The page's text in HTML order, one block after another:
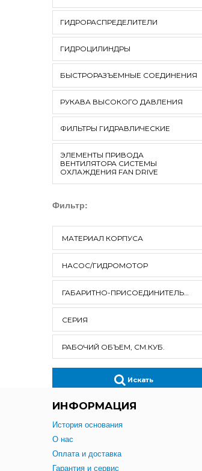
ГИДРОРАСПРЕДЕЛИТЕЛИ
ГИДРОЦИЛИНДРЫ
БЫСТРОРАЗЪЕМНЫЕ СОЕДИНЕНИЯ
РУКАВА ВЫСОКОГО ДАВЛЕНИЯ
ФИЛЬТРЫ ГИДРАВЛИЧЕСКИЕ
ЭЛЕМЕНТЫ ПРИВОДА
ВЕНТИЛЯТОРА СИСТЕМЫ
ОХЛАЖДЕНИЯ FAN DRIVE
Фильтр:
МАТЕРИАЛ КОРПУСА
НАСОС/ГИДРОМОТОР
ГАБАРИТНО-ПРИСОЕДИНИТЕЛЬНЫЕ РАЗМЕРЫ
СЕРИЯ
РАБОЧИЙ ОБЪЕМ, СМ.КУБ.
Искать
ИНФОРМАЦИЯ
История основания
О нас
Оплата и доставка
Гарантия и сервис